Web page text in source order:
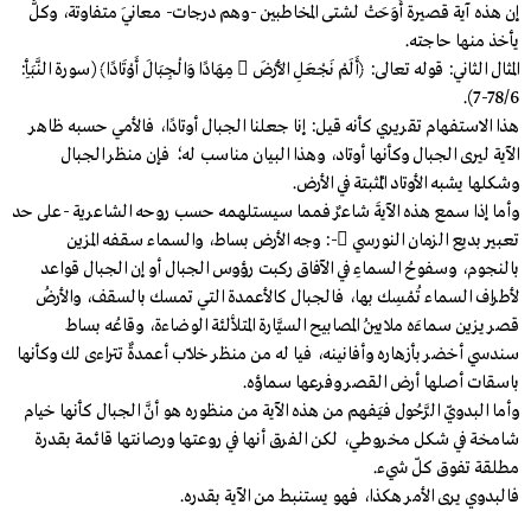
إن هذه آية قصيرة أَوَحَتْ لشتى المخاطبين -وهم درجات- معانيَ متفاوتة، وكلٌّ
يأخذ منها حاجته.
المثال الثاني: قوله تعالى: ﴿أَلَمْ نَجْعَلِ الأَرْضَ  مِهَادًا وَالْجِبَالَ أَوْتَادًا﴾ (سورة النَّبَأِ:
78/6-7).
هذا الاستفهام تقريري كأنه قيل: إنا جعلنا الجبال أوتادًا، فالأمي حسبه ظاهر
الآية ليرى الجبال وكأنها أوتاد، وهذا البيان مناسب له؛ فإن منظر الجبال
وشكلها يشبه الأوتاد المُثبتة في الأرض.
وأما إذا سمع هذه الآيةَ شاعرٌ فمما سيستلهمه حسب روحه الشاعرية -على حد
تعبير بديع الزمان النورسي -: وجه الأرض بساط، والسماء سقفه المزين
بالنجوم، وسفوحُ السماءِ في الآفاق ركبت رؤوس الجبال أو إن الجبال قواعد
لأطراف السماء تُمْسِك بها، فالجبال كالأعمدة التي تمسك بالسقف، والأرضُ
قصر يزين سماءَه ملايينُ المصابيح السيَّارة المتلألئة الوضاءة، وقاعُه بساط
سندسي أخضر بأزهاره وأفانينه، فيا له من منظر خلاّب أعمدةٌ تتراءى لك وكأنها
باسقات أصلها أرض القصر وفرعها سماؤه.
وأما البدويّ الرَّحُول فيَفهم من هذه الآية من منظوره هو أنَّ الجبال كأنها خيام
شامخة في شكل مخروطي، لكن الفرق أنها في روعتها ورصانتها قائمة بقدرة
مطلقة تفوق كلّ شيء.
فالبدوي يرى الأمر هكذا، فهو يستنبط من الآية بقدره.